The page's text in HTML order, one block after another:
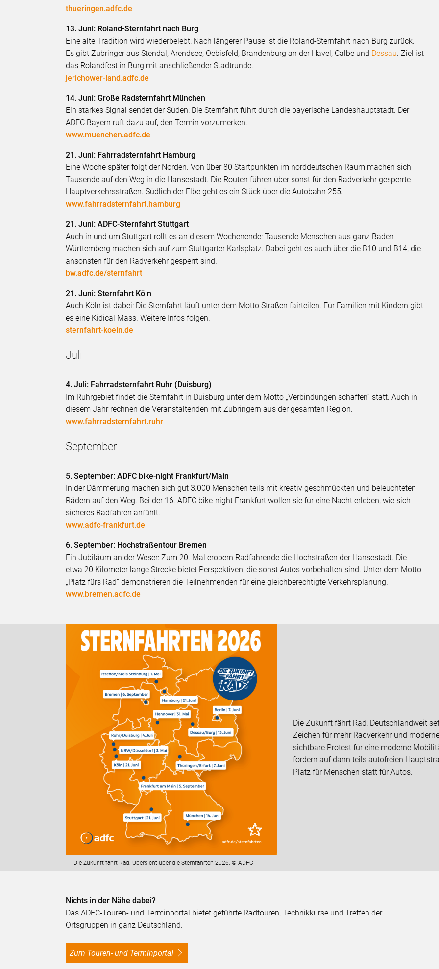
thueringen.adfc.de
13. Juni: Roland-Sternfahrt nach Burg
Eine alte Tradition wird wiederbelebt: Nach längerer Pause ist die Roland-Sternfahrt nach Burg zurück.
Es gibt Zubringer aus Stendal, Arendsee, Oebisfeld, Brandenburg an der Havel, Calbe und Dessau. Ziel ist
das Rolandfest in Burg mit anschließender Stadtrunde.
jerichower-land.adfc.de
14. Juni: Große Radsternfahrt München
Ein starkes Signal sendet der Süden: Die Sternfahrt führt durch die bayerische Landeshauptstadt. Der
ADFC Bayern ruft dazu auf, den Termin vorzumerken.
www.muenchen.adfc.de
21. Juni: Fahrradsternfahrt Hamburg
Eine Woche später folgt der Norden. Von über 80 Startpunkten im norddeutschen Raum machen sich
Tausende auf den Weg in die Hansestadt. Die Routen führen über sonst für den Radverkehr gesperrte
Hauptverkehrsstraßen. Südlich der Elbe geht es ein Stück über die Autobahn 255.
www.fahrradsternfahrt.hamburg
21. Juni: ADFC-Sternfahrt Stuttgart
Auch in und um Stuttgart rollt es an diesem Wochenende: Tausende Menschen aus ganz Baden-
Württemberg machen sich auf zum Stuttgarter Karlsplatz. Dabei geht es auch über die B10 und B14, die
ansonsten für den Radverkehr gesperrt sind.
bw.adfc.de/sternfahrt
21. Juni: Sternfahrt Köln
Auch Köln ist dabei: Die Sternfahrt läuft unter dem Motto Straßen fairteilen. Für Familien mit Kindern gibt
es eine Kidical Mass. Weitere Infos folgen.
sternfahrt-koeln.de
Juli
4. Juli: Fahrradsternfahrt Ruhr (Duisburg)
Im Ruhrgebiet findet die Sternfahrt in Duisburg unter dem Motto „Verbindungen schaffen“ statt. Auch in
diesem Jahr rechnen die Veranstaltenden mit Zubringern aus der gesamten Region.
www.fahrradsternfahrt.ruhr
September
5. September: ADFC bike-night Frankfurt/Main
In der Dämmerung machen sich gut 3.000 Menschen teils mit kreativ geschmückten und beleuchteten
Rädern auf den Weg. Bei der 16. ADFC bike-night Frankfurt wollen sie für eine Nacht erleben, wie sich
sicheres Radfahren anfühlt.
www.adfc-frankfurt.de
6. September: Hochstraßentour Bremen
Ein Jubiläum an der Weser: Zum 20. Mal erobern Radfahrende die Hochstraßen der Hansestadt. Die
etwa 20 Kilometer lange Strecke bietet Perspektiven, die sonst Autos vorbehalten sind. Unter dem Motto
„Platz fürs Rad“ demonstrieren die Teilnehmenden für eine gleichberechtigte Verkehrsplanung.
www.bremen.adfc.de
Die Zukunft fährt Rad: Übersicht über die Sternfahrten 2026. © ADFC
Die Zukunft fährt Rad: Deutschlandweit
Zeichen für mehr Radverkehr und
sichtbare Protest für eine moderne
fordern auf dann teils autofreien
Platz für Menschen statt für Autos.
Nichts in der Nähe dabei?
Das ADFC-Touren- und Terminportal bietet geführte Radtouren, Technikkurse und Treffen der
Ortsgruppen in ganz Deutschland.
Zum Touren- und Terminportal